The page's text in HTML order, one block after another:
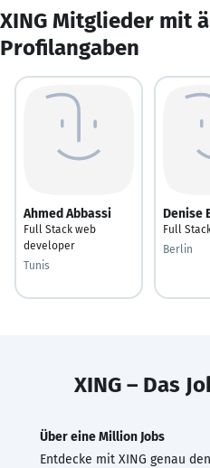
XING Mitglieder mit
Profilangaben
Ahmed Abbassi
Full Stack web
developer
Tunis
Denise
Full
Berlin
XING – Das
Über eine Million Jobs
Entdecke mit XING genau